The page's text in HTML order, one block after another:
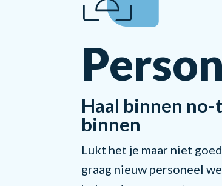
Haal binnen
binnen
Lukt het je maar niet
graag nieuw personeel